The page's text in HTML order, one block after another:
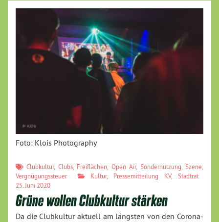
Foto: Klois Photography
Clubkultur, Clubs, Freiflächen Open Air, Sondernutzung ,Szene
Vergnügungssteuer
Kultur, Pressemitteilung KV, Stadtrat
25. Juni 2020
Grüne wollen Clubkultur stärken
Da die Clubkultur aktuell am längsten von den Corona-